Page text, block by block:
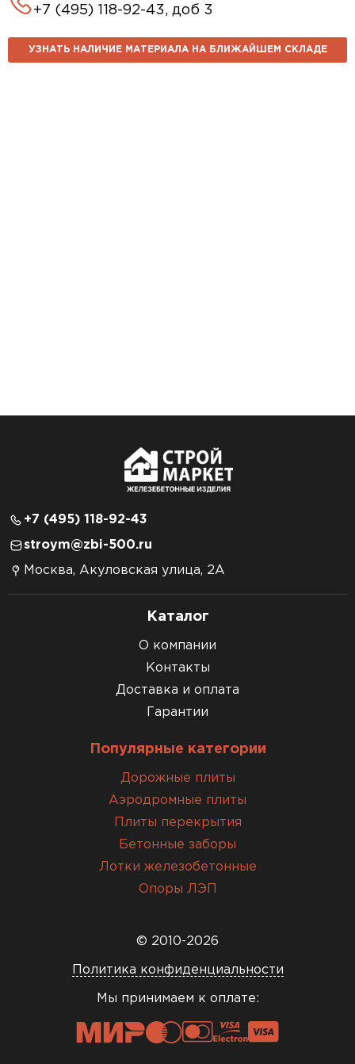
+7 (495) 118-92-43, доб 3
УЗНАТЬ НАЛИЧИЕ МАТЕРИАЛА НА БЛИЖАЙШЕМ СКЛАДЕ
+7 (495) 118-92-43
stroym@zbi-500.ru
Москва, Акуловская улица, 2А
Каталог
О компании
Контакты
Доставка и оплата
Гарантии
Популярные категории
Дорожные плиты
Аэродромные плиты
Плиты перекрытия
Бетонные заборы
Лотки железобетонные
Опоры ЛЭП
© 2010-2026
Политика конфиденциальности
Мы принимаем к оплате: